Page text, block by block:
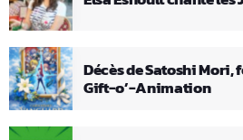
Décès de Satoshi
Gift-o’-Animation